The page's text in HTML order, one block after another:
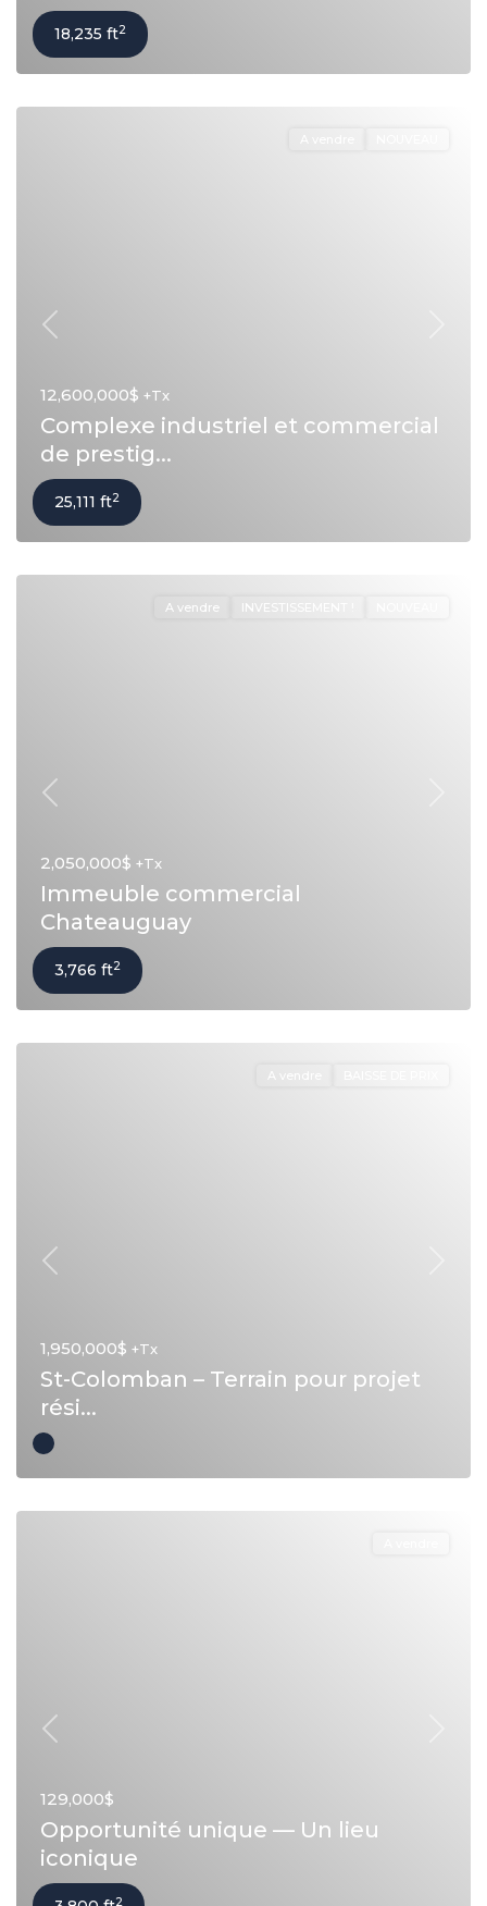
18,235 ft2
Précédent
12,600,000$ +Tx
Complexe industriel et commercial
de prestig...
25,111 ft2
A vendre INVESTISSEMENT !
Précédent
2,050,000$ +Tx
Immeuble commercial
Chateauguay
3,766 ft2
A vendre
Précédent
1,950,000$ +Tx
St-Colomban – Terrain pour projet
rési...
Précédent
129,000$
Opportunité unique — Un lieu
iconique
2